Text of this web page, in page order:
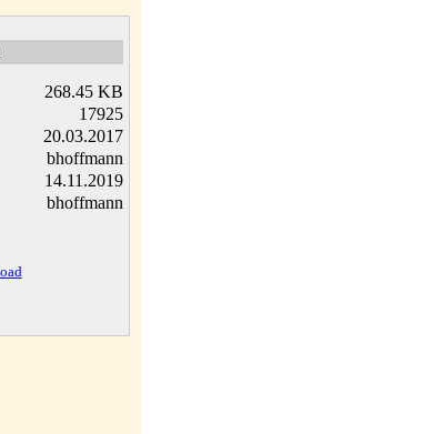
268.45 KB
17925
20.03.2017
bhoffmann
14.11.2019
bhoffmann